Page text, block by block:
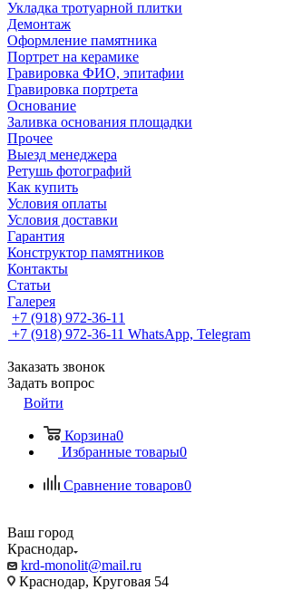
Укладка тротуарной плитки
Демонтаж
Оформление памятника
Портрет на керамике
Гравировка ФИО, эпитафии
Гравировка портрета
Основание
Заливка основания площадки
Прочее
Выезд менеджера
Ретушь фотографий
Как купить
Условия оплаты
Условия доставки
Гарантия
Конструктор памятников
Контакты
Статьи
Галерея
+7 (918) 972-36-11
+7 (918) 972-36-11 WhatsApp, Telegram
Заказать звонок
Задать вопрос
Войти
Корзина0
Избранные товары0
Сравнение товаров0
Ваш город
Краснодар
krd-monolit@mail.ru
Краснодар, Круговая 54